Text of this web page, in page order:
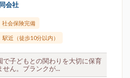
会社
社会保険完備
駅近（徒歩10分以内）
で子どもとの関わりを大切に保育
ん。ブランクが...